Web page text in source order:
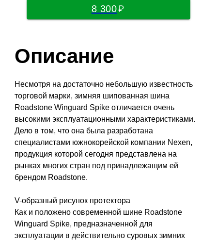
8 300
Описание
Несмотря на достаточно небольшую известность
торговой марки, зимняя шипованная шина
Roadstone Winguard Spike отличается очень
высокими эксплуатационными характеристиками.
Дело в том, что она была разработана
специалистами южнокорейской компании Nexen,
продукция которой сегодня представлена на
рынках многих стран под принадлежащим ей
брендом Roadstone.
V-образный рисунок протектора
Как и положено современной шине Roadstone
Winguard Spike, предназначенной для
эксплуатации в действительно суровых зимних